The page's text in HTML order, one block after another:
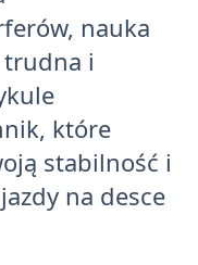
nauka
i
które
stabilność i
na desce